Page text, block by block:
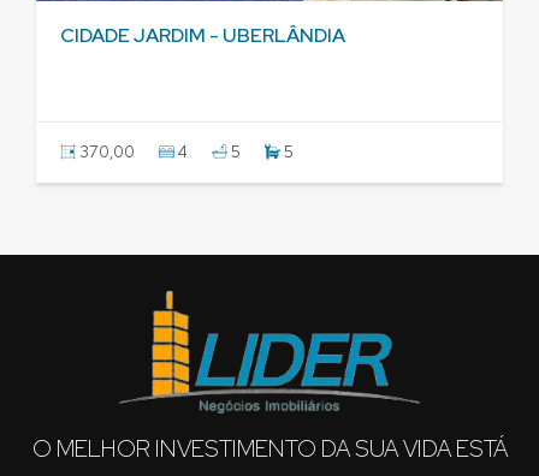
JARDIM SUL - UBERLÂNDIA
340,00
O MELHOR INVESTIMENTO DA SUA VIDA ESTÁ